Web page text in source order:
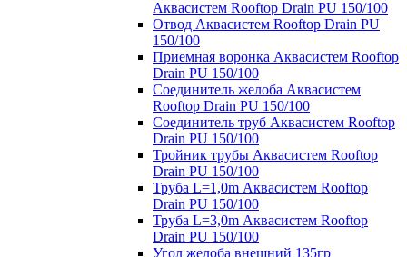
Аквасистем Rooftop Drain PU 150/100
Отвод Аквасистем Rooftop Drain PU
150/100
Приемная воронка Аквасистем Rooftop
Drain PU 150/100
Соединитель желоба Аквасистем
Rooftop Drain PU 150/100
Соединитель труб Аквасистем Rooftop
Drain PU 150/100
Тройник трубы Аквасистем Rooftop
Drain PU 150/100
Труба L=1,0m Аквасистем Rooftop
Drain PU 150/100
Труба L=3,0m Аквасистем Rooftop
Drain PU 150/100
Угол желоба внешний 135гр